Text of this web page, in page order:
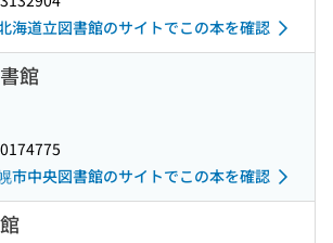
海道立図書館のサイトでこの本を確認
館
市中央図書館のサイトでこの本を確認